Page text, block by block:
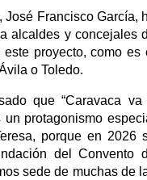
José Francisco García,
alcaldes y concejales
proyecto, como es
o Toledo.
que “Caravaca va
protagonismo
porque en 2026
del Convento
sede de muchas de